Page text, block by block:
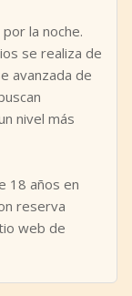
la noche.
se realiza de
avanzada de
nivel más
18 años en
reserva
web de